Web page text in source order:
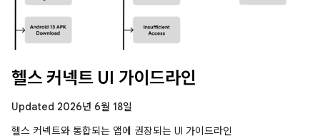
헬스 커넥트 UI 가이드라인
Updated 2026년 6월 18일
헬스 커넥트와 통합되는 앱에 권장되는 UI 가이드라인